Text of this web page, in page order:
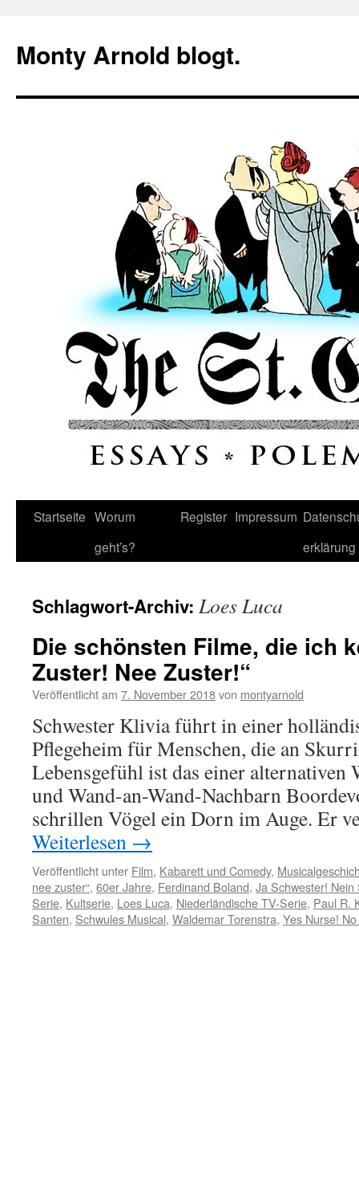
springen
Monty Arnold blogt.
Startseite Worum
geht’s?
Register Impressum
erklärung
Schlagwort-Archiv: Loes Luca
Die schönsten Filme, die ich
Zuster! Nee Zuster!“
Veröffentlicht am 7. November 2018von montyarnold
Schwester Klivia führt in einer
Pflegeheim für Menschen, die an
Lebensgefühl ist das einer alternativen
und Wand-an-Wand-Nachbarn
schrillen Vögel ein Dorn im Auge. Er
Weiterlesen →
Veröffentlicht unter Film, Kabarett und Comedy,
nee zuster“, 60er Jahre, Ferdinand Boland, Ja Schwester! Nein
Serie, Kultserie, Loes Luca, Niederländische TV-Serie, Paul R.
Santen, Schwules Musical, Waldemar Torenstra, Yes Nurse!